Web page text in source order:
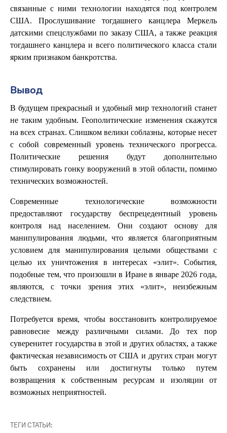
связанные с ними технологии находятся под контролем
США. Прослушивание тогдашнего канцлера Меркель
датскими спецслужбами по заказу США, а также реакция
тогдашнего канцлера и всего политического класса стали
ярким признаком банкротства.
Вывод
В будущем прекрасный и удобный мир технологий станет
не таким удобным. Геополитические изменения скажутся
на всех странах. Слишком велики соблазны, которые несет
с собой современный уровень технического прогресса.
Политические решения будут дополнительно
стимулировать гонку вооружений в этой области, помимо
технических возможностей.
Современные технологические возможности
предоставляют государству беспрецедентный уровень
контроля над населением. Они создают основу для
манипулирования людьми, что является благоприятным
условием для манипулирования целыми обществами с
целью их уничтожения в интересах «элит». События,
подобные тем, что произошли в Иране в январе 2026 года,
являются, с точки зрения этих «элит», неизбежным
следствием.
Потребуется время, чтобы восстановить контролируемое
равновесие между различными силами. До тех пор
суверенитет государства в этой и других областях, а также
фактическая независимость от США и других стран могут
быть сохранены или достигнуты только путем
возвращения к собственным ресурсам и изоляции от
возможных неприятностей.
ТЕГИ СТАТЬИ: